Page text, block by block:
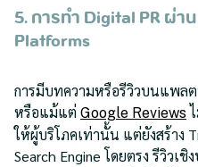
5. การทำ Digital PR ผ่า
Platforms
การมีบทความหรือรีวิวบนแพลต
หรือแม้แต่ Google Reviews
ให้ผู้บริโภคเท่านั้น แต่ยังสร้าง
Search Engine โดยตรง รีวิวเ